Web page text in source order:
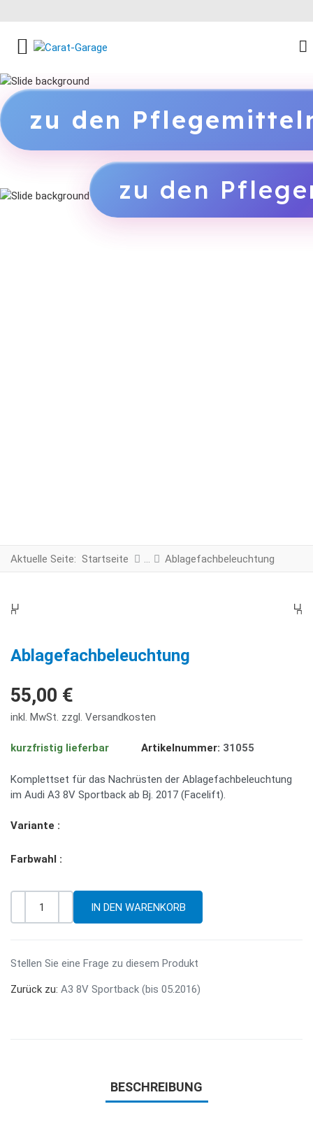
zu den
zu den
Aktuelle Seite: Startseite Ablagefachbeleuchtung
Ablagefachbeleuchtung
55,00 €
inkl. MwSt. zzgl. Versandkosten
kurzfristig lieferbar Artikelnummer: 31055
Komplettset für das Nachrüsten der Ablagefachbeleuchtung
im Audi A3 8V Sportback ab Bj. 2017 (Facelift).
Variante :
Farbwahl :
Stellen Sie eine Frage zu diesem Produkt
Zurück zu: A3 8V Sportback (bis 05.2016)
BESCHREIBUNG